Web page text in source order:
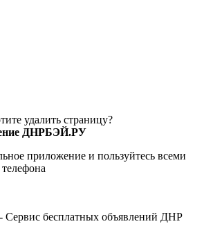
удалить страницу?
ДНРБЭЙ.РУ
приложение и пользуйтесь всеми
бесплатных объявлений ДНР